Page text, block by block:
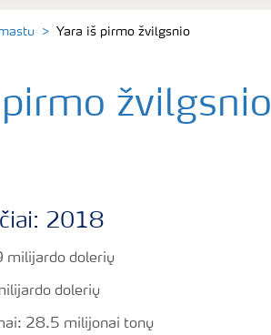
Yara iš pirmo žvilgsnio
žvilgsnio
2018
milijardo dolerių
dolerių
28.5 milijonai tonų